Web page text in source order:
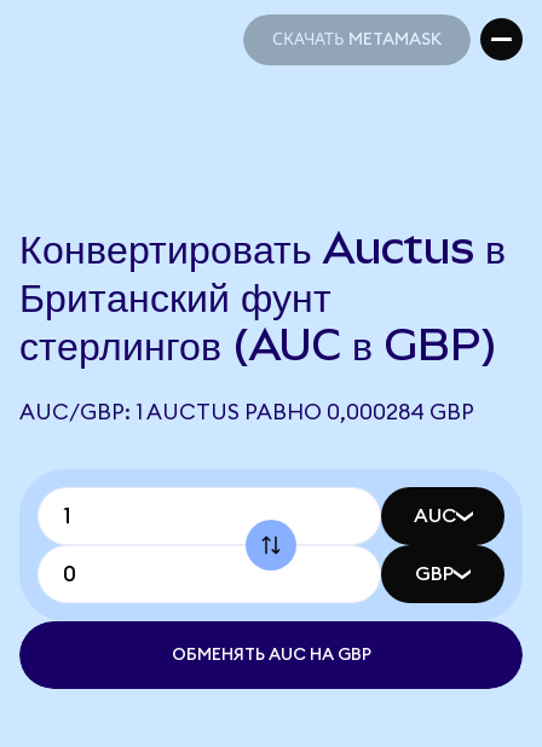
СКАЧАТЬ METAMASK
Конвертировать Auctus в
Британский фунт
стерлингов (AUC в GBP)
AUC/GBP: 1 AUCTUS РАВНО 0,000284 GBP
AUC
GBP
ОБМЕНЯТЬ AUC НА GBP